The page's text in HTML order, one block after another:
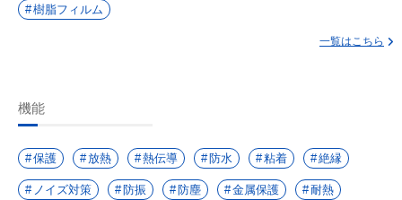
樹脂フィルム
一覧はこちら
機能
保護 放熱 熱伝導 防水 粘着 絶縁
ノイズ対策 防振 防塵 金属保護 耐熱